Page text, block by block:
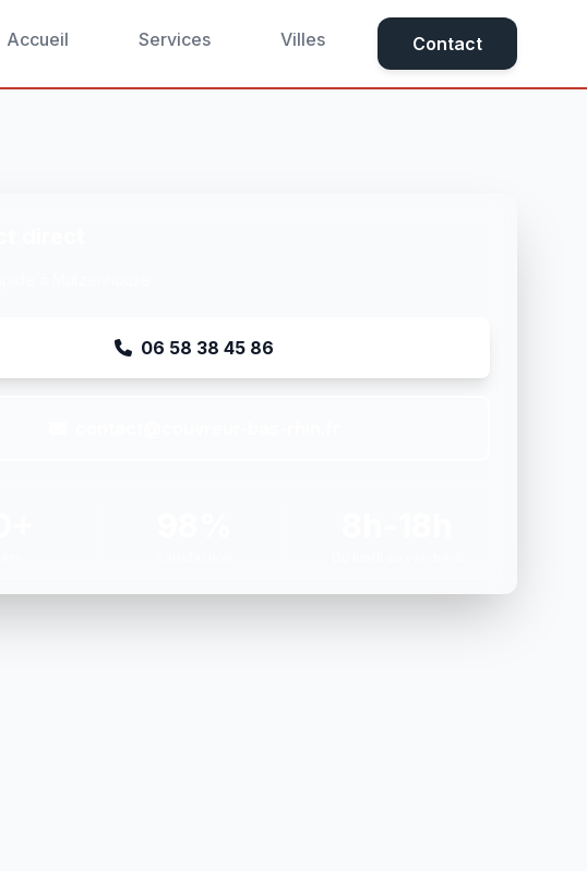
Accueil Services Villes Contact
06 58 38 45 86